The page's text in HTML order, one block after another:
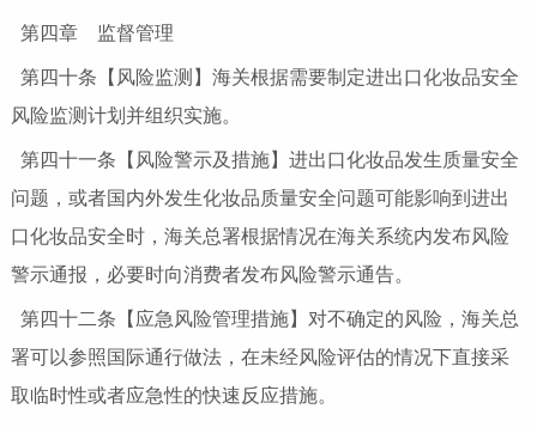
第四章 监督管理
第四十条【风险监测】海关根据需要制定进出口化妆品安全
风险监测计划并组织实施。
第四十一条【风险警示及措施】进出口化妆品发生质量安全
问题，或者国内外发生化妆品质量安全问题可能影响到进出
口化妆品安全时，海关总署根据情况在海关系统内发布风险
警示通报，必要时向消费者发布风险警示通告。
第四十二条【应急风险管理措施】对不确定的风险，海关总
署可以参照国际通行做法，在未经风险评估的情况下直接采
取临时性或者应急性的快速反应措施。